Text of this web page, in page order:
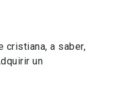
cristiana, a saber,
un